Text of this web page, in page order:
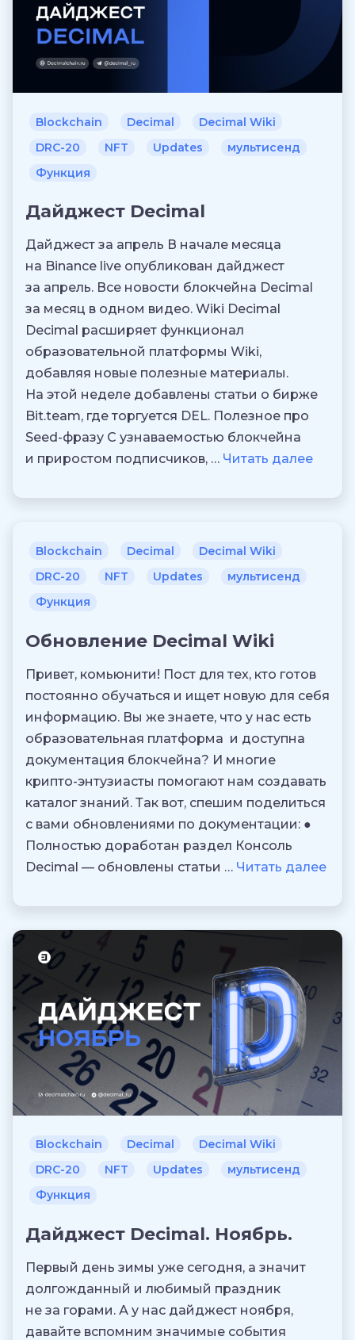
Blockchain Decimal
Decimal Wiki
DRC-20
NFT Updates
мультисенд
Функция
Дайджест Decimal
Дайджест за апрель В начале месяца
на Binance live опубликован дайджест
за апрель. Все новости блокчейна Decimal
за месяц в одном видео. Wiki Decimal
Decimal расширяет функционал
образовательной платформы Wiki,
добавляя новые полезные материалы.
На этой неделе добавлены статьи о бирже
Bit.team, где торгуется DEL. Полезное про
Seed-фразу С узнаваемостью блокчейна
и приростом подписчиков, … Читать далее
Blockchain Decimal
Decimal Wiki
DRC-20
NFT Updates
мультисенд
Функция
Обновление Decimal Wiki
Привет, комьюнити! Пост для тех, кто готов
постоянно обучаться и ищет новую для себя
информацию. Вы же знаете, что у нас есть
образовательная платформа и доступна
документация блокчейна? И многие
крипто-энтузиасты помогают нам создавать
каталог знаний. Так вот, спешим поделиться
с вами обновлениями по документации: ●
Полностью доработан раздел Консоль
Decimal — обновлены статьи … Читать далее
Blockchain Decimal
Decimal Wiki
DRC-20
NFT Updates
мультисенд
Функция
Дайджест Decimal. Ноябрь.
Первый день зимы уже сегодня, а значит
долгожданный и любимый праздник
не за горами. А у нас дайджест ноября,
давайте вспомним значимые события